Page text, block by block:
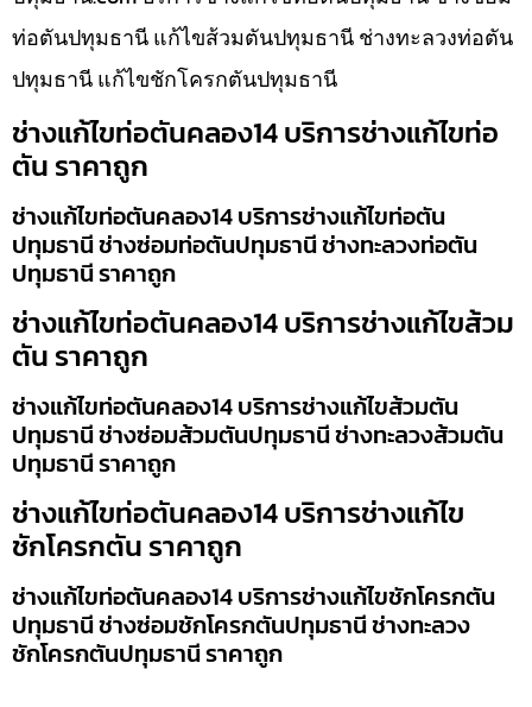
ท่อตันปทุมธานี แก้ไขส้วมตันปทุมธานี ช่างทะลวงท่อตัน
ปทุมธานี แก้ไขชักโครกตันปทุมธานี
ช่างแก้ไขท่อตันคลอง14 บริการช่างแก้ไขท่อ
ตัน ราคาถูก
ช่างแก้ไขท่อตันคลอง14 บริการช่างแก้ไขท่อตัน
ปทุมธานี ช่างซ่อมท่อตันปทุมธานี ช่างทะลวงท่อตัน
ปทุมธานี ราคาถูก
ช่างแก้ไขท่อตันคลอง14 บริการช่างแก้ไขส้วม
ตัน ราคาถูก
ช่างแก้ไขท่อตันคลอง14 บริการช่างแก้ไขส้วมตัน
ปทุมธานี ช่างซ่อมส้วมตันปทุมธานี ช่างทะลวงส้วมตัน
ปทุมธานี ราคาถูก
ช่างแก้ไขท่อตันคลอง14 บริการช่างแก้ไข
ชักโครกตัน ราคาถูก
ช่างแก้ไขท่อตันคลอง14 บริการช่างแก้ไขชักโครกตัน
ปทุมธานี ช่างซ่อมชักโครกตันปทุมธานี ช่างทะลวง
ชักโครกตันปทุมธานี ราคาถูก